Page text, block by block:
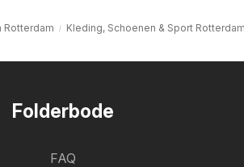
Rotterdam Kleding, Schoenen & Sport
Folderbode
FAQ